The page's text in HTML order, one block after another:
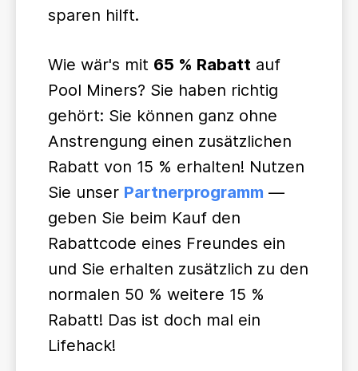
sparen hilft.
Wie wär's mit 65 % Rabatt auf
Pool Miners? Sie haben richtig
gehört: Sie können ganz ohne
Anstrengung einen zusätzlichen
Rabatt von 15 % erhalten! Nutzen
Sie unser Partnerprogramm —
geben Sie beim Kauf den
Rabattcode eines Freundes ein
und Sie erhalten zusätzlich zu den
normalen 50 % weitere 15 %
Rabatt! Das ist doch mal ein
Lifehack!